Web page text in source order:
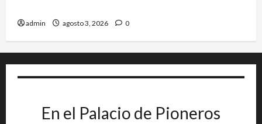
admin agosto 3, 2026 0
En el Palacio de Pioneros